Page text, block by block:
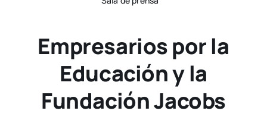
Empresarios por la
Educación y la
Fundación Jacobs